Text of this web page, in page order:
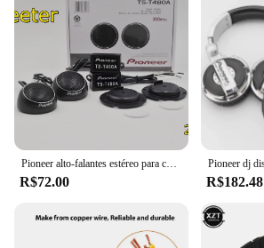
R$72.00 R$182.48